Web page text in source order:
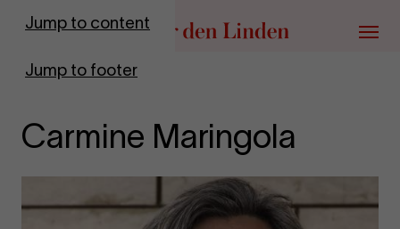
Jump to content
Jump to footer
Go to homepage
Menu
Carmine Maringola